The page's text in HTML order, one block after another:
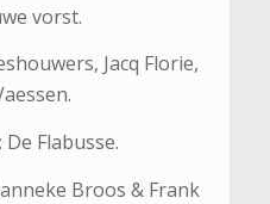
vorst.
Jacq Florie,
Flabusse.
Broos & Frank